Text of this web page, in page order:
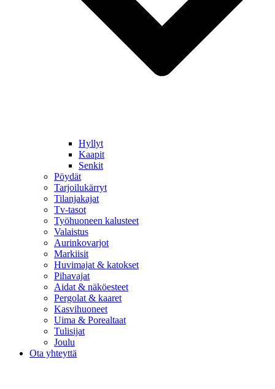
Hyllyt
Kaapit
Senkit
Pöydät
Tarjoilukärryt
Tilanjakajat
Tv-tasot
Työhuoneen kalusteet
Valaistus
Aurinkovarjot
Markiisit
Huvimajat & katokset
Pihavajat
Aidat & näköesteet
Pergolat & kaaret
Kasvihuoneet
Uima & Porealtaat
Tulisijat
Joulu
Ota yhteyttä